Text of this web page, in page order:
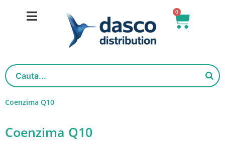
0
Basket
Coenzima Q10
Coenzima Q10